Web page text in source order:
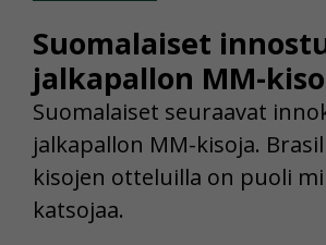
Suomalaiset
jalkapallon MM-
Suomalaiset seuraavat
jalkapallon MM-kisoja.
kisojen otteluilla on puoli
katsojaa.